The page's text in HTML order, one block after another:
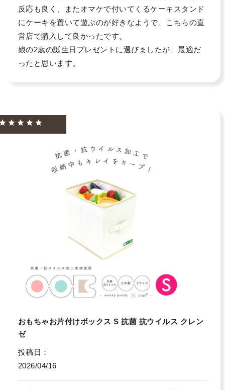
反応も良く、またオマケで付いてくるケーキスタンド
にケーキを置いて遊ぶのが好きなようで、こちらの直
営店で購入して良かったです。
娘の2歳の誕生日プレゼントに選びましたが、最適だ
ったと思います。
おもちゃお片付けボックス S 抗菌 抗ウイルス クレン
ゼ
投稿日
2026/04/16